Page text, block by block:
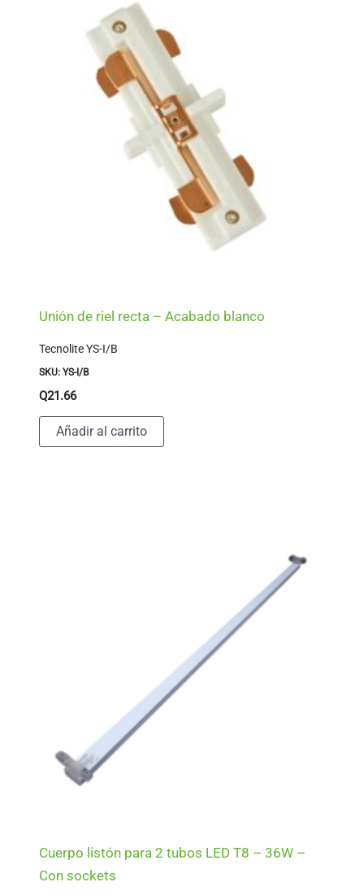
Unión de riel recta – Acabado blanco
Tecnolite YS-I/B
SKU: YS-I/B
Q21.66
Añadir al carrito
Cuerpo listón para 2 tubos LED T8 – 36W –
Con sockets